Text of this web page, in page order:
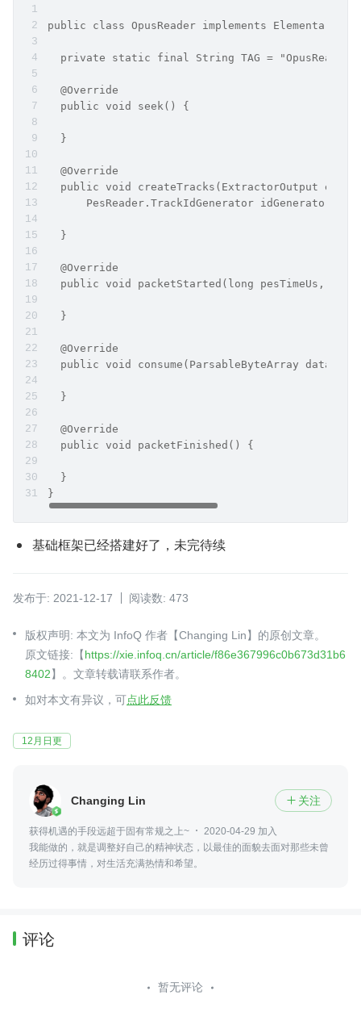
public class OpusReader implements
private static final String TAG =
  @Override
  public void seek() {
  }
  @Override
public void createTracks(ExtractorOutput
      PesReader.TrackIdGenerator idGenerator) {
  }
  @Override
public void packetStarted(long pesTimeUs, int
  }
  @Override
public void consume(ParsableByteArray data)
  }
  @Override
  public void packetFinished() {
  }
}
基础框架已经搭建好了，未完待续
发布于: 2021-12-17 阅读数: 473
版权声明: 本文为 InfoQ 作者【Changing Lin】的原创文章。
原文链接:【https://xie.infoq.cn/article/f86e367996c0b673d31b6
8402】。文章转载请联系作者。
如对本文有异议，可点此反馈
12月日更
Changing Lin  关注
获得机遇的手段远超于固有常规之上~
2020-04-29 加入
我能做的，就是调整好自己的精神状态，以最佳的面貌去面对那些未曾
经历过得事情，对生活充满热情和希望。
评论
暂无评论